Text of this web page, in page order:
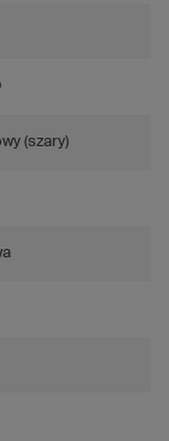
(szary)